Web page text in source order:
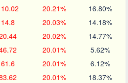
20.21% 16.80%
14.8 20.03% 14.18%
20.02% 14.77%
20.01% 5.62%
61.6 20.01% 6.12%
20.01% 18.37%